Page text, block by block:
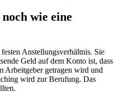
wie eine
Anstellungsverhältnis. Sie
Geld auf dem Konto ist, dass
Arbeitgeber getragen wird und
wird zur Berufung. Das